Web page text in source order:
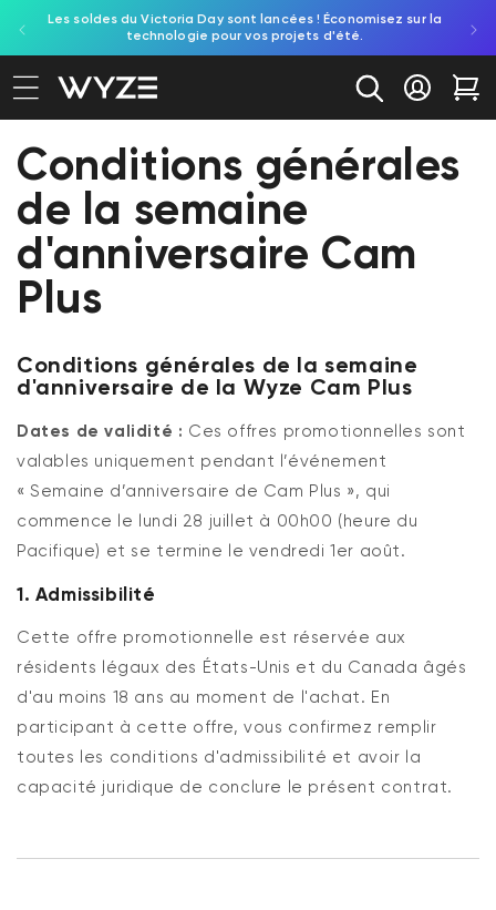
au contenu
d'accessibilité
Les soldes du Victoria Day sont lancées ! Économisez sur la
technologie pour vos projets d'été.
Se
Conditions générales
de la semaine
d'anniversaire Cam
Plus
Conditions générales de la semaine
d'anniversaire de la Wyze Cam Plus
Dates de validité : Ces offres promotionnelles sont
valables uniquement pendant l’événement
« Semaine d’anniversaire de Cam Plus », qui
commence le lundi 28 juillet à 00h00 (heure du
Pacifique) et se termine le vendredi 1er août.
1. Admissibilité
Cette offre promotionnelle est réservée aux
résidents légaux des États-Unis et du Canada âgés
d'au moins 18 ans au moment de l'achat. En
participant à cette offre, vous confirmez remplir
toutes les conditions d'admissibilité et avoir la
capacité juridique de conclure le présent contrat.
Verrou Wyze v2
More options Accord
79,98 $CAPrix ​​régulierMore options